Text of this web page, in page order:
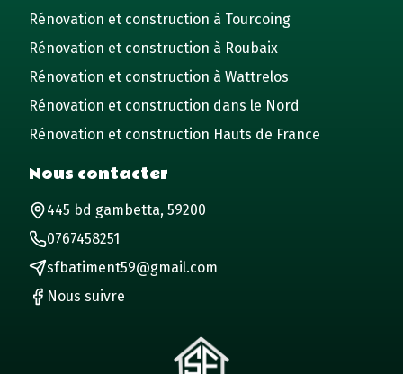
Rénovation et construction à Tourcoing
Rénovation et construction à Roubaix
Rénovation et construction à Wattrelos
Rénovation et construction dans le Nord
Rénovation et construction Hauts de France
Nous contacter
445 bd gambetta, 59200
0767458251
sfbatiment59@gmail.com
Nous suivre